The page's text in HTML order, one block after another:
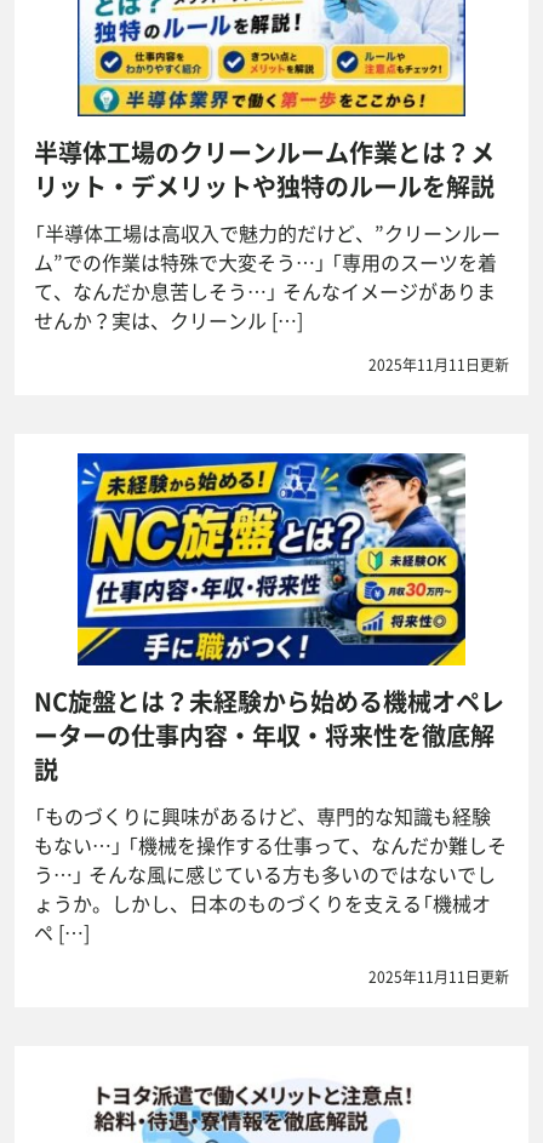
半導体工場のクリーンルーム作業とは？メ
リット・デメリットや独特のルールを解説
「半導体工場は高収入で魅力的だけど、”クリーンルー
ム”での作業は特殊で大変そう…」 「専用のスーツを着
て、なんだか息苦しそう…」 そんなイメージがありま
せんか？実は、クリーンル […]
2025年11月11日更新
NC旋盤とは？未経験から始める機械オペレ
ーターの仕事内容・年収・将来性を徹底解
説
「ものづくりに興味があるけど、専門的な知識も経験
もない…」 「機械を操作する仕事って、なんだか難しそ
う…」 そんな風に感じている方も多いのではないでし
ょうか。しかし、日本のものづくりを支える「機械オ
ペ […]
2025年11月11日更新